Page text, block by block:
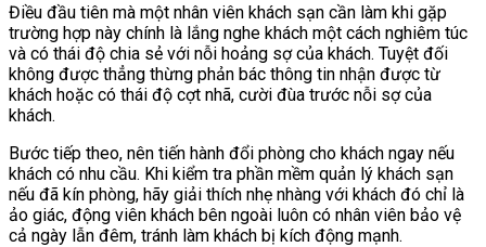
Điều đầu tiên mà một nhân viên khách sạn cần làm khi gặp
trường hợp này chính là lắng nghe khách một cách nghiêm túc
và có thái độ chia sẻ với nỗi hoảng sợ của khách. Tuyệt đối
không được thẳng thừng phản bác thông tin nhận được từ
khách hoặc có thái độ cợt nhã, cười đùa trước nỗi sợ của
khách.
Bước tiếp theo, nên tiến hành đổi phòng cho khách ngay nếu
khách có nhu cầu. Khi kiểm tra phần mềm quản lý khách sạn
nếu đã kín phòng, hãy giải thích nhẹ nhàng với khách đó chỉ là
ảo giác, động viên khách bên ngoài luôn có nhân viên bảo vệ
cả ngày lẫn đêm, tránh làm khách bị kích động mạnh.